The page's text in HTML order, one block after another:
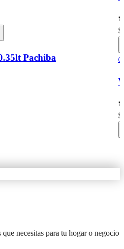
Pachiba
$
$
necesitas para tu hogar o negocio